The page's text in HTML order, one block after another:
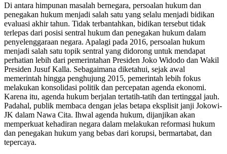
Di antara himpunan masalah bernegara, persoalan hukum dan
penegakan hukum menjadi salah satu yang selalu menjadi bidikan
evaluasi akhir tahun. Tidak terbantahkan, bidikan tersebut tidak
terlepas dari posisi sentral hukum dan penegakan hukum dalam
penyelenggaraan negara. Apalagi pada 2016, persoalan hukum
menjadi salah satu topik sentral yang didorong untuk mendapat
perhatian lebih dari pemerintahan Presiden Joko Widodo dan Wakil
Presiden Jusuf Kalla. Sebagaimana diketahui, sejak awal
memerintah hingga penghujung 2015, pemerintah lebih fokus
melakukan konsolidasi politik dan percepatan agenda ekonomi.
Karena itu, agenda hukum berjalan tertatih-tatih dan tertinggal jauh.
Padahal, publik membaca dengan jelas betapa eksplisit janji Jokowi-
JK dalam Nawa Cita. Ihwal agenda hukum, dijanjikan akan
memperkuat kehadiran negara dalam melakukan reformasi hukum
dan penegakan hukum yang bebas dari korupsi, bermartabat, dan
tepercaya.